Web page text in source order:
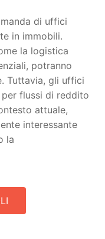
di uffici
in immobili.
la logistica
potranno
Tuttavia, gli uffici
flussi di reddito
attuale,
interessante
la